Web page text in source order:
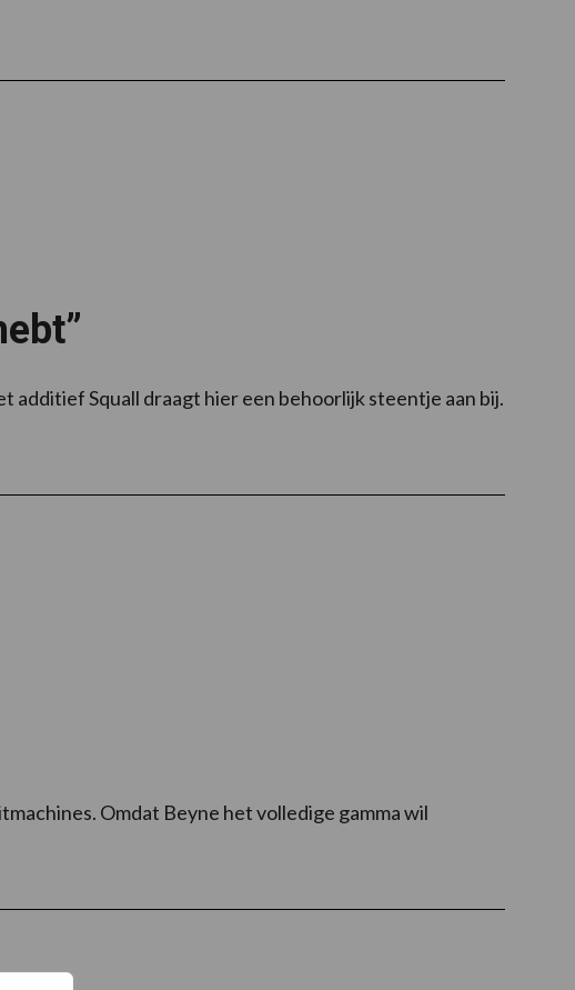
additief Squall draagt hier een behoorlijk steentje aan bij.
Omdat Beyne het volledige gamma wil